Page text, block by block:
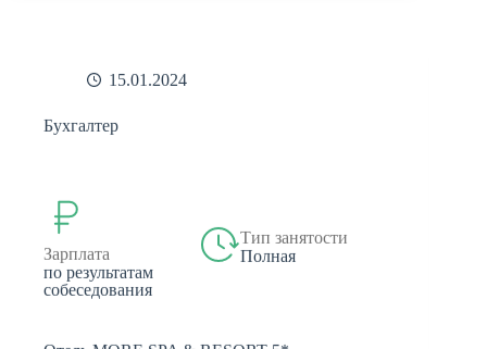
15.01.2024
Бухгалтер
Зарплата
по результатам
собеседования
Тип занятости
Полная